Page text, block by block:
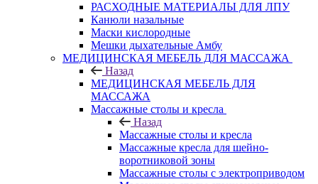
РАСХОДНЫЕ МАТЕРИАЛЫ ДЛЯ ЛПУ
Канюли назальные
Маски кислородные
Мешки дыхательные Амбу
МЕДИЦИНСКАЯ МЕБЕЛЬ ДЛЯ МАССАЖА
Назад
МЕДИЦИНСКАЯ МЕБЕЛЬ ДЛЯ
МАССАЖА
Массажные столы и кресла
Назад
Массажные столы и кресла
Массажные кресла для шейно-
воротниковой зоны
Массажные столы с электроприводом